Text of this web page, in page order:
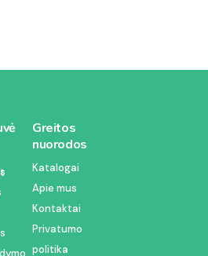
Greitos
nuorodos
Katalogai
Apie mus
Kontaktai
Privatumo
politika